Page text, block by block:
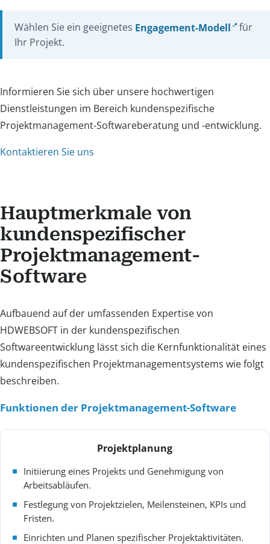
Wählen Sie ein geeignetes Engagement-Modell
für
Ihr Projekt.
Informieren Sie sich über unsere hochwertigen
Dienstleistungen im Bereich kundenspezifische
Projektmanagement-Softwareberatung und -entwicklung.
Kontaktieren Sie uns
Hauptmerkmale von
kundenspezifischer
Projektmanagement-
Software
Aufbauend auf der umfassenden Expertise von
HDWEBSOFT in der kundenspezifischen
Softwareentwicklung lässt sich die Kernfunktionalität eines
kundenspezifischen Projektmanagementsystems wie folgt
beschreiben.
Funktionen der Projektmanagement-Software
Projektplanung
Initiierung eines Projekts und Genehmigung von
Arbeitsabläufen.
Festlegung von Projektzielen, Meilensteinen, KPIs und
Fristen.
Einrichten und Planen spezifischer Projektaktivitäten.